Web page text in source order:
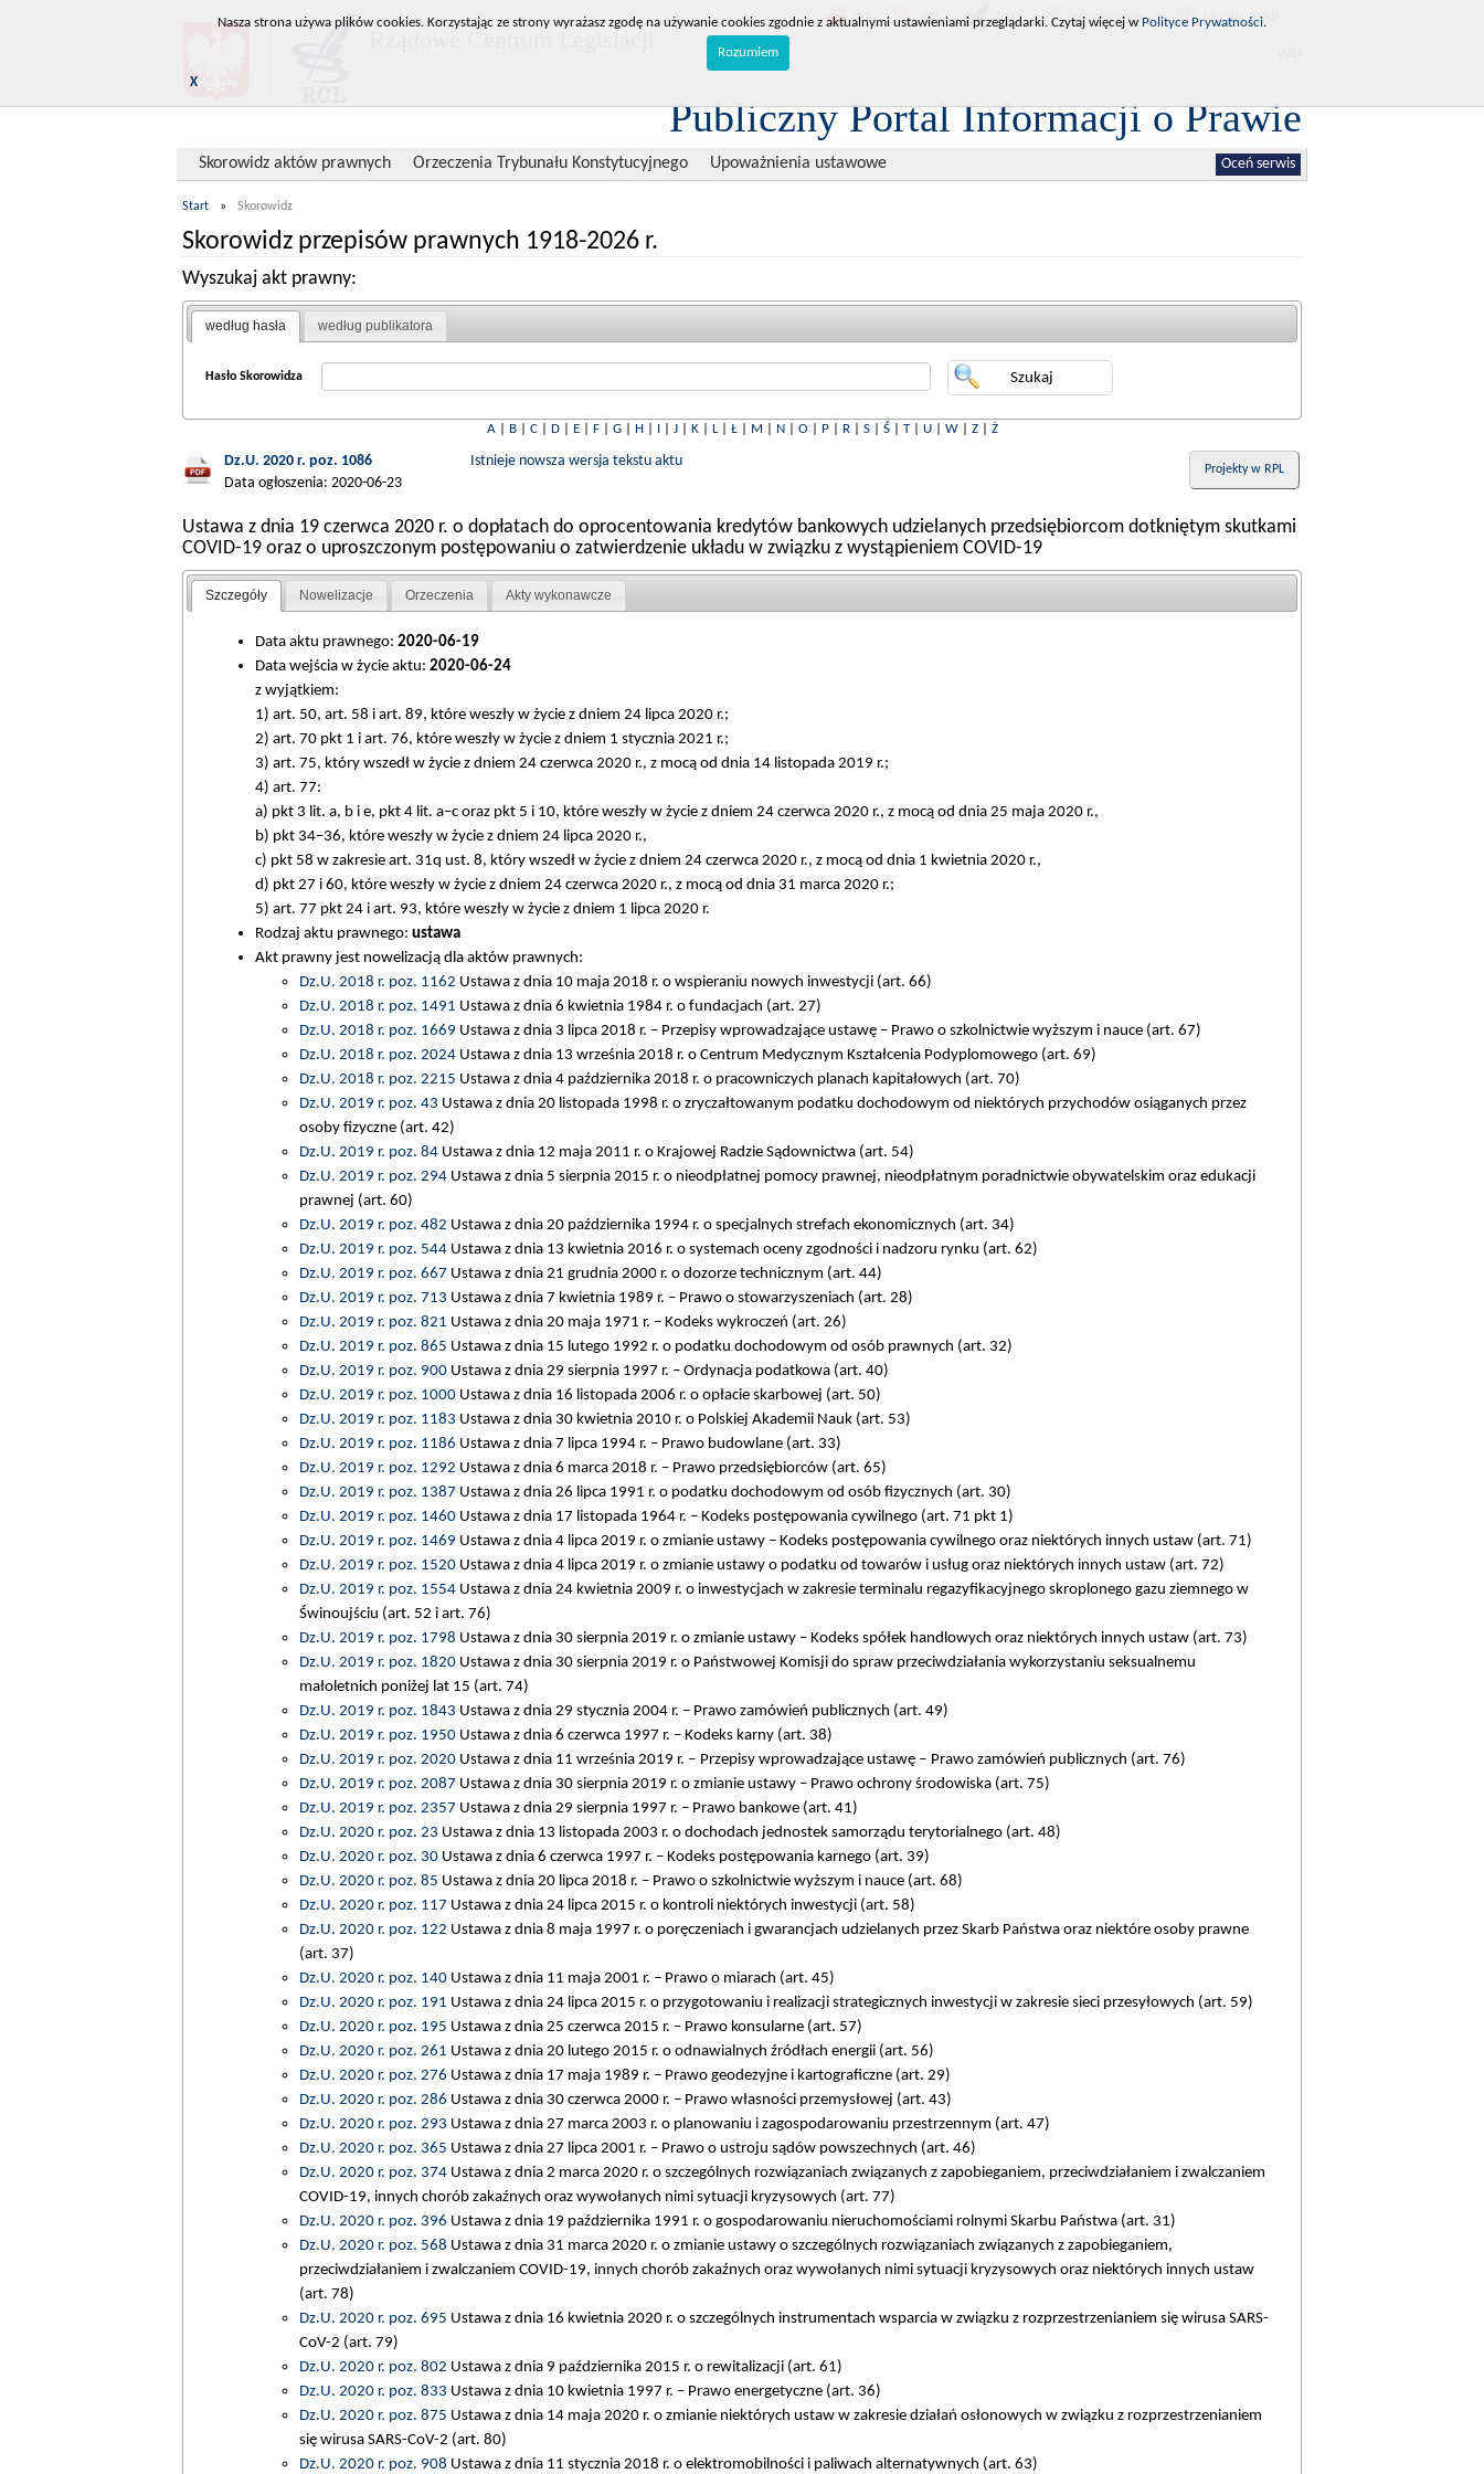
BIP RPL RCL Dziennik Ustaw Monitor Polski
Publiczny Portal Informacji o Prawie
Skorowidz aktów prawnych Orzeczenia Trybunału Konstytucyjnego Upoważnienia ustawowe Oceń serwis
Start » Skorowidz
Skorowidz przepisów prawnych 1918-2026 r.
Wyszukaj akt prawny:
według hasła według publikatora
Hasło Skorowidza
A| B| C| D| E| F| G| H| I| J| K| L| Ł| M N| O| P| R| S| Ś| T| U| W| Z| Ż
Dz.U. 2020 r. poz. 1086
Data ogłoszenia: 2020-06-23
Istnieje nowsza wersja tekstu aktu Projekty w RPL
Ustawa z dnia 19 czerwca 2020 r. o dopłatach do oprocentowania kredytów bankowych udzielanych przedsiębiorcom dotkniętym skutkami
COVID-19 oraz o uproszczonym postępowaniu o zatwierdzenie układu w związku z wystąpieniem COVID-19
Szczegóły Nowelizacje Orzeczenia Akty wykonawcze
Data aktu prawnego: 2020-06-19
Data wejścia w życie aktu: 2020-06-24
z wyjątkiem:
1) art. 50, art. 58 i art. 89, które weszły w życie z dniem 24 lipca 2020 r.;
2) art. 70 pkt 1 i art. 76, które weszły w życie z dniem 1 stycznia 2021 r.;
3) art. 75, który wszedł w życie z dniem 24 czerwca 2020 r., z mocą od dnia 14 listopada 2019 r.;
4) art. 77:
a) pkt 3 lit. a, b i e, pkt 4 lit. a–c oraz pkt 5 i 10, które weszły w życie z dniem 24 czerwca 2020 r., z mocą od dnia 25 maja 2020 r.,
b) pkt 34–36, które weszły w życie z dniem 24 lipca 2020 r.,
c) pkt 58 w zakresie art. 31q ust. 8, który wszedł w życie z dniem 24 czerwca 2020 r., z mocą od dnia 1 kwietnia 2020 r.,
d) pkt 27 i 60, które weszły w życie z dniem 24 czerwca 2020 r., z mocą od dnia 31 marca 2020 r.;
5) art. 77 pkt 24 i art. 93, które weszły w życie z dniem 1 lipca 2020 r.
Rodzaj aktu prawnego: ustawa
Akt prawny jest nowelizacją dla aktów prawnych:
Dz.U. 2018 r. poz. 1162 Ustawa z dnia 10 maja 2018 r. o wspieraniu nowych inwestycji (art. 66)
Dz.U. 2018 r. poz. 1491 Ustawa z dnia 6 kwietnia 1984 r. o fundacjach (art. 27)
Dz.U. 2018 r. poz. 1669 Ustawa z dnia 3 lipca 2018 r. – Przepisy wprowadzające ustawę – Prawo o szkolnictwie wyższym i nauce (art. 67)
Dz.U. 2018 r. poz. 2024Ustawa z dnia 13 września 2018 r. o Centrum Medycznym Kształcenia Podyplomowego (art. 69)
Dz.U. 2018 r. poz. 2215 Ustawa z dnia 4 października 2018 r. o pracowniczych planach kapitałowych (art. 70)
Dz.U. 2019 r. poz. 43 Ustawa z dnia 20 listopada 1998 r. o zryczałtowanym podatku dochodowym od niektórych przychodów osiąganych przez
osoby fizyczne (art. 42)
Dz.U. 2019 r. poz. 84Ustawa z dnia 12 maja 2011 r. o Krajowej Radzie Sądownictwa (art. 54)
Dz.U. 2019 r. poz. 294Ustawa z dnia 5 sierpnia 2015 r. o nieodpłatnej pomocy prawnej, nieodpłatnym poradnictwie obywatelskim oraz edukacji
prawnej (art. 60)
Dz.U. 2019 r. poz. 482 Ustawa z dnia 20 października 1994 r. o specjalnych strefach ekonomicznych (art. 34)
Dz.U. 2019 r. poz. 544Ustawa z dnia 13 kwietnia 2016 r. o systemach oceny zgodności i nadzoru rynku (art. 62)
Dz.U. 2019 r. poz. 667 Ustawa z dnia 21 grudnia 2000 r. o dozorze technicznym (art. 44)
Dz.U. 2019 r. poz. 713 Ustawa z dnia 7 kwietnia 1989 r. – Prawo o stowarzyszeniach (art. 28)
Dz.U. 2019 r. poz. 821 Ustawa z dnia 20 maja 1971 r. – Kodeks wykroczeń (art. 26)
Dz.U. 2019 r. poz. 865 Ustawa z dnia 15 lutego 1992 r. o podatku dochodowym od osób prawnych (art. 32)
Dz.U. 2019 r. poz. 900Ustawa z dnia 29 sierpnia 1997 r. – Ordynacja podatkowa (art. 40)
Dz.U. 2019 r. poz. 1000Ustawa z dnia 16 listopada 2006 r. o opłacie skarbowej (art. 50)
Dz.U. 2019 r. poz. 1183 Ustawa z dnia 30 kwietnia 2010 r. o Polskiej Akademii Nauk (art. 53)
Dz.U. 2019 r. poz. 1186 Ustawa z dnia 7 lipca 1994 r. – Prawo budowlane (art. 33)
Dz.U. 2019 r. poz. 1292 Ustawa z dnia 6 marca 2018 r. – Prawo przedsiębiorców (art. 65)
Dz.U. 2019 r. poz. 1387 Ustawa z dnia 26 lipca 1991 r. o podatku dochodowym od osób fizycznych (art. 30)
Dz.U. 2019 r. poz. 1460Ustawa z dnia 17 listopada 1964 r. – Kodeks postępowania cywilnego (art. 71 pkt 1)
Dz.U. 2019 r. poz. 1469 Ustawa z dnia 4 lipca 2019 r. o zmianie ustawy – Kodeks postępowania cywilnego oraz niektórych innych ustaw (art. 71)
Dz.U. 2019 r. poz. 1520Ustawa z dnia 4 lipca 2019 r. o zmianie ustawy o podatku od towarów i usług oraz niektórych innych ustaw (art. 72)
Dz.U. 2019 r. poz. 1554Ustawa z dnia 24 kwietnia 2009 r. o inwestycjach w zakresie terminalu regazyfikacyjnego skroplonego gazu ziemnego w
Świnoujściu (art. 52 i art. 76)
Dz.U. 2019 r. poz. 1798 Ustawa z dnia 30 sierpnia 2019 r. o zmianie ustawy – Kodeks spółek handlowych oraz niektórych innych ustaw (art. 73)
Dz.U. 2019 r. poz. 1820Ustawa z dnia 30 sierpnia 2019 r. o Państwowej Komisji do spraw przeciwdziałania wykorzystaniu seksualnemu
małoletnich poniżej lat 15 (art. 74)
Dz.U. 2019 r. poz. 1843 Ustawa z dnia 29 stycznia 2004 r. – Prawo zamówień publicznych (art. 49)
Dz.U. 2019 r. poz. 1950Ustawa z dnia 6 czerwca 1997 r. – Kodeks karny (art. 38)
Dz.U. 2019 r. poz. 2020Ustawa z dnia 11 września 2019 r. ‒ Przepisy wprowadzające ustawę ‒ Prawo zamówień publicznych (art. 76)
Dz.U. 2019 r. poz. 2087 Ustawa z dnia 30 sierpnia 2019 r. o zmianie ustawy – Prawo ochrony środowiska (art. 75)
Dz.U. 2019 r. poz. 2357 Ustawa z dnia 29 sierpnia 1997 r. – Prawo bankowe (art. 41)
Dz.U. 2020 r. poz. 23 Ustawa z dnia 13 listopada 2003 r. o dochodach jednostek samorządu terytorialnego (art. 48)
Dz.U. 2020 r. poz. 30Ustawa z dnia 6 czerwca 1997 r. – Kodeks postępowania karnego (art. 39)
Dz.U. 2020 r. poz. 85 Ustawa z dnia 20 lipca 2018 r. – Prawo o szkolnictwie wyższym i nauce (art. 68)
Dz.U. 2020 r. poz. 117 Ustawa z dnia 24 lipca 2015 r. o kontroli niektórych inwestycji (art. 58)
Dz.U. 2020 r. poz. 122 Ustawa z dnia 8 maja 1997 r. o poręczeniach i gwarancjach udzielanych przez Skarb Państwa oraz niektóre osoby prawne
(art. 37)
Dz.U. 2020 r. poz. 140Ustawa z dnia 11 maja 2001 r. – Prawo o miarach (art. 45)
Dz.U. 2020 r. poz. 191 Ustawa z dnia 24 lipca 2015 r. o przygotowaniu i realizacji strategicznych inwestycji w zakresie sieci przesyłowych (art. 59)
Dz.U. 2020 r. poz. 195 Ustawa z dnia 25 czerwca 2015 r. – Prawo konsularne (art. 57)
Dz.U. 2020 r. poz. 261 Ustawa z dnia 20 lutego 2015 r. o odnawialnych źródłach energii (art. 56)
Dz.U. 2020 r. poz. 276 Ustawa z dnia 17 maja 1989 r. – Prawo geodezyjne i kartograficzne (art. 29)
Dz.U. 2020 r. poz. 286 Ustawa z dnia 30 czerwca 2000 r. – Prawo własności przemysłowej (art. 43)
Dz.U. 2020 r. poz. 293 Ustawa z dnia 27 marca 2003 r. o planowaniu i zagospodarowaniu przestrzennym (art. 47)
Dz.U. 2020 r. poz. 365 Ustawa z dnia 27 lipca 2001 r. – Prawo o ustroju sądów powszechnych (art. 46)
Dz.U. 2020 r. poz. 374Ustawa z dnia 2 marca 2020 r. o szczególnych rozwiązaniach związanych z zapobieganiem, przeciwdziałaniem i zwalczaniem
COVID-19, innych chorób zakaźnych oraz wywołanych nimi sytuacji kryzysowych (art. 77)
Dz.U. 2020 r. poz. 396 Ustawa z dnia 19 października 1991 r. o gospodarowaniu nieruchomościami rolnymi Skarbu Państwa (art. 31)
Dz.U. 2020 r. poz. 568 Ustawa z dnia 31 marca 2020 r. o zmianie ustawy o szczególnych rozwiązaniach związanych z zapobieganiem,
przeciwdziałaniem i zwalczaniem COVID-19, innych chorób zakaźnych oraz wywołanych nimi sytuacji kryzysowych oraz niektórych innych ustaw
(art. 78)
Dz.U. 2020 r. poz. 695 Ustawa z dnia 16 kwietnia 2020 r. o szczególnych instrumentach wsparcia w związku z rozprzestrzenianiem się wirusa SARS-
CoV-2 (art. 79)
Dz.U. 2020 r. poz. 802 Ustawa z dnia 9 października 2015 r. o rewitalizacji (art. 61)
Dz.U. 2020 r. poz. 833 Ustawa z dnia 10 kwietnia 1997 r. – Prawo energetyczne (art. 36)
Dz.U. 2020 r. poz. 875 Ustawa z dnia 14 maja 2020 r. o zmianie niektórych ustaw w zakresie działań osłonowych w związku z rozprzestrzenianiem
się wirusa SARS-CoV-2 (art. 80)
Dz.U. 2020 r. poz. 908 Ustawa z dnia 11 stycznia 2018 r. o elektromobilności i paliwach alternatywnych (art. 63)
Nasza strona używa plików cookies. Korzystając ze strony wyrażasz zgodę na używanie cookies zgodnie z aktualnymi ustawieniami przeglądarki. Czytaj więcej w Polityce Prywatności.
Rozumiem
X